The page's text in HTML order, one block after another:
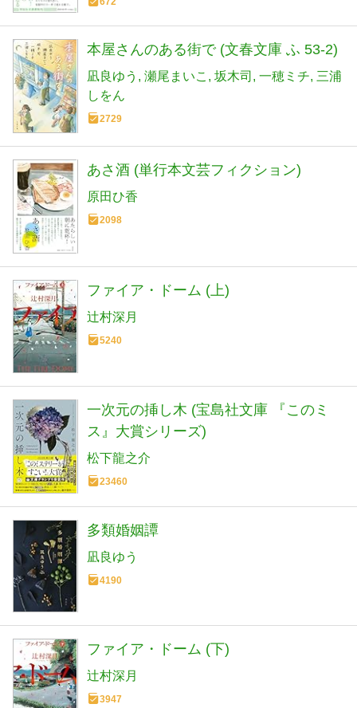
本屋さんのある街で (文春文庫 ふ 53-2)
凪良ゆう 瀬尾まいこ 坂木司 一穂ミチ 三浦
しをん
2729
あさ酒 (単行本文芸フィクション)
原田ひ香
2098
ファイア・ドーム (上)
辻村深月
5240
一次元の挿し木 (宝島社文庫 『このミ
ス』大賞シリーズ)
松下龍之介
23460
多類婚姻譚
凪良ゆう
4190
ファイア・ドーム (下)
辻村深月
3947